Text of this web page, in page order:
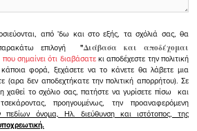
από 'δω και στο εξής, τα σχόλιά σας, θα
επιλογή
"Διάβασα και αποδέχομαι
που σημαίνει ότι διαβάσατεκι αποδέχεστε την πολιτική
φορά, ξεχάσετε να το κάνετε θα λάβετε μια
(αρα δεν αποδεχτήκατε την πολιτική απορρήτου). Σε
χαθεί το σχόλιο σας, πατήστε να γυρίσετε πίσω και
προηγουμένως, την προαναφερόμενη
όνομα, Ηλ. διεύθυνση και ιστότοπος, της